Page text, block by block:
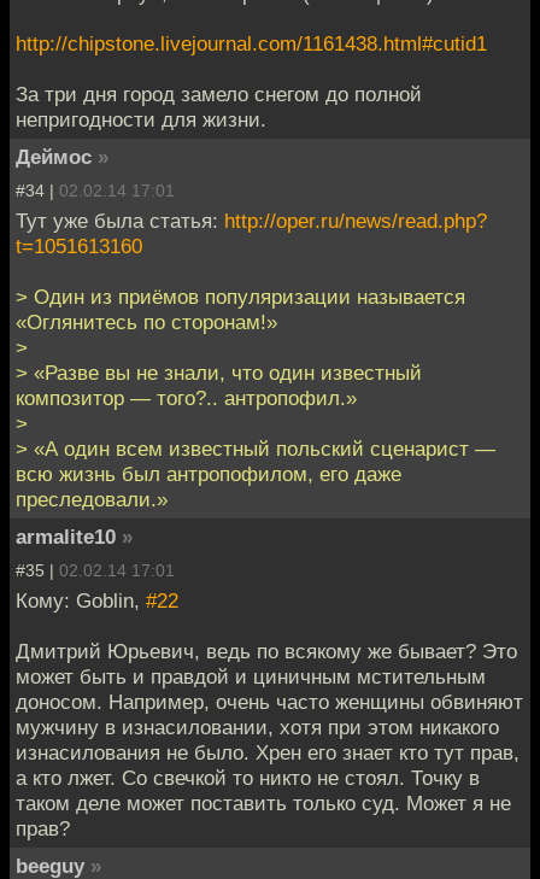
http://chipstone.livejournal.com/1161438.html#cutid1
За три дня город замело снегом до полной
непригодности для жизни.
Деймос »
#34 | 02.02.14 17:01
Тут уже была статья: http://oper.ru/news/read.php?
t=1051613160
> Один из приёмов популяризации называется
«Оглянитесь по сторонам!»
>
> «Разве вы не знали, что один известный
композитор — того?.. антропофил.»
>
> «А один всем известный польский сценарист —
всю жизнь был антропофилом, его даже
преследовали.»
armalite10 »
#35 | 02.02.14 17:01
Кому: Goblin, #22
Дмитрий Юрьевич, ведь по всякому же бывает? Это
может быть и правдой и циничным мстительным
доносом. Например, очень часто женщины обвиняют
мужчину в изнасиловании, хотя при этом никакого
изнасилования не было. Хрен его знает кто тут прав,
а кто лжет. Со свечкой то никто не стоял. Точку в
таком деле может поставить только суд. Может я не
прав?
beeguy »